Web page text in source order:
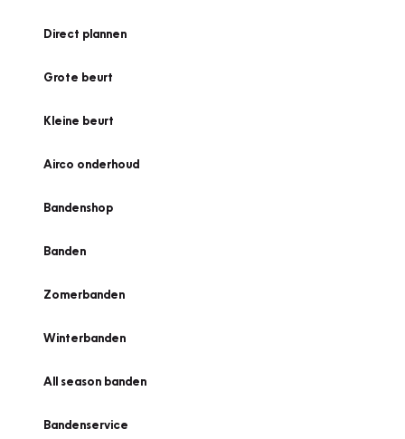
Direct plannen
Grote beurt
Kleine beurt
Airco onderhoud
Bandenshop
Banden
Zomerbanden
Winterbanden
All season banden
Bandenservice